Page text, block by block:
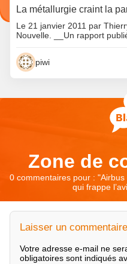
La métallurgie craint la
Le 21 janvier 2011 par
Nouvelle. __Un rapport
piwi
Zone de
0 commentaires pour : "Airbus
qui frappe
Laisser un commentaire
Votre adresse e-mail ne
obligatoires sont indiqués